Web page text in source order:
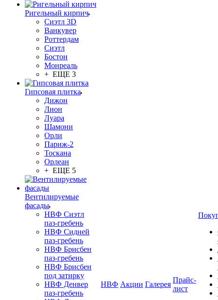
Ригельный кирпич
Сиэтл 3D
Ванкувер
Роттердам
Сиэтл
Бостон
Монреаль
+ ЕЩЕ 3
Гипсовая плитка
Дижон
Лион
Луара
Шамони
Орли
Париж-2
Тоскана
Орлеан
+ ЕЩЕ 5
Вентилируемые
фасады
НВФ Сиэтл
паз-гребень
НВФ Сидней
паз-гребень
НВФ Брисбен
паз-гребень
НВФ Брисбен
под затирку
НВФ Денвер
паз-гребень
НВФ Акции Галерея
Прайс-
лист